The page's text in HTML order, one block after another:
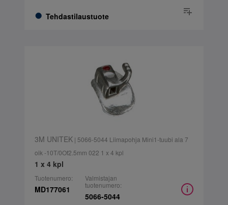
Tehdastilaustuote
3M UNITEK| 5066-5044 Liimapohja Mini1-tuubi ala 7
oik -10T/0Of2.5mm 022 1 x 4 kpl
1 x 4 kpl
Tuotenumero:
MD177061
Valmistajan
tuotenumero:
5066-5044